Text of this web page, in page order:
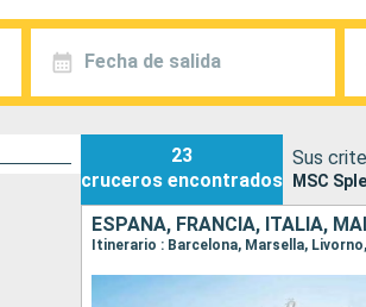
Fecha de salida
23
cruceros encontrados
Sus
MSC
ESPAÑA, FRANCIA, ITALIA,
Itinerario : Barcelona, Marsella,